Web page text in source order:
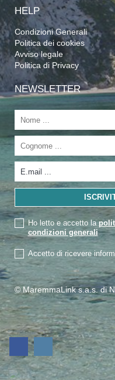
HELP
Condizioni Generali
Politica dei cookies
Avviso legale
Politica di Privacy
NEWSLETTER
Ho letto e accetto la
condizioni generali
Accetto di ricevere
© MaremmaLink s.a.s. di